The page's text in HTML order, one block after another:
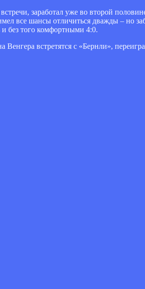
заработал уже во второй
все шансы отличиться дважды – но
без того комфортными 4:0.
встретятся с «Бернли»,